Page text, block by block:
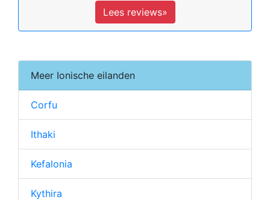
Lees reviews»
Meer Ionische eilanden
Corfu
Ithaki
Kefalonia
Kythira